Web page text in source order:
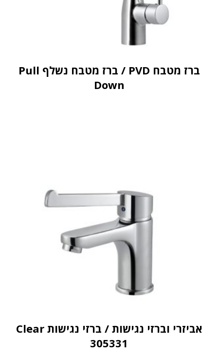
ברז מטבח PVD / ברז מטבח נשלף Pull
Down
אביזרי וברזי נגישות / ברזי נגישות Clear
305331